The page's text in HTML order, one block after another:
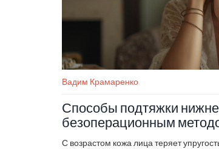
Вадим Крамаренко
Способы подтяжки
безоперационным
С возрастом кожа лица теряет